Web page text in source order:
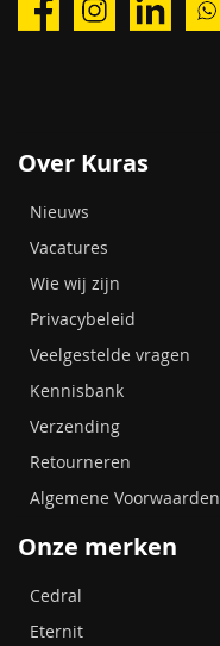
Over Kuras
Nieuws
Vacatures
Wie wij zijn
Privacybeleid
Veelgestelde vragen
Kennisbank
Verzending
Retourneren
Algemene Voorwaarden
Onze merken
Cedral
Eternit